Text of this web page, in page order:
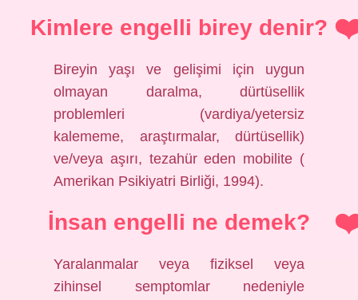
Kimlere engelli birey denir?
Bireyin yaşı ve gelişimi için uygun
olmayan daralma, dürtüsellik
problemleri (vardiya/yetersiz
kalememe, araştırmalar, dürtüsellik)
ve/veya aşırı, tezahür eden mobilite (
Amerikan Psikiyatri Birliği, 1994).
İnsan engelli ne demek?
Yaralanmalar veya fiziksel veya
zihinsel semptomlar nedeniyle